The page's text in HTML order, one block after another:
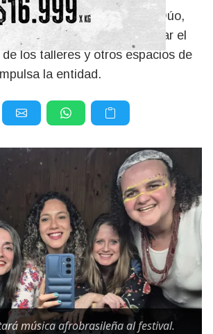
de Otra Biaba, Arroyito Dúo,
Leguas se buscará apuntalar el
los talleres y otros espacios de
la entidad.
música afrobrasileña al festival.